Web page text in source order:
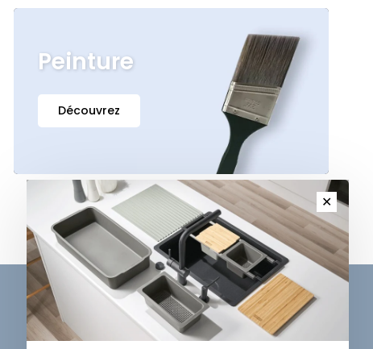
Peinture
Découvrez
Sign up for our newsletter and
✕